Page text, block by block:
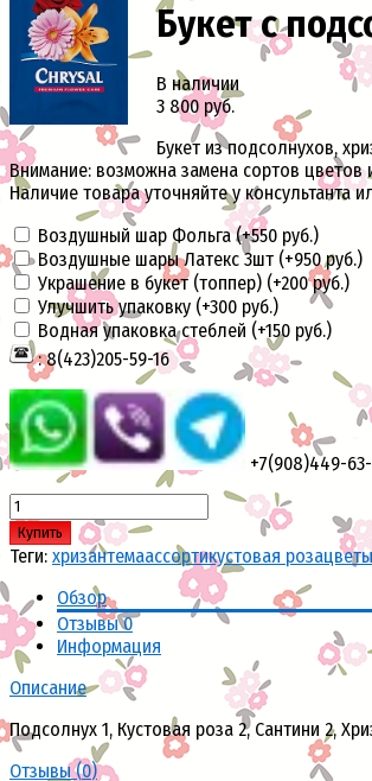
Букет с
В наличии
3 800 руб.
Букет из подсолнухов,
Внимание: возможна замена сортов цветов
Наличие товара уточняйте у
Воздушный шар Фольга (+550 руб.)
Воздушные шары Латекс 3шт (+950 руб.)
Украшение в букет (топпер) (+200 руб.)
Улучшить упаковку (+300 руб.)
Водная упаковка стеблей (+150 руб.)
: 8(423)205-59-16
+7(908)449-
Купить
Теги: хризантемаассортикустовая роза
Обзор
Отзывы0
Информация
Описание
Подсолнух 1, Кустовая роза 2, Сантини 2,
Отзывы (0)